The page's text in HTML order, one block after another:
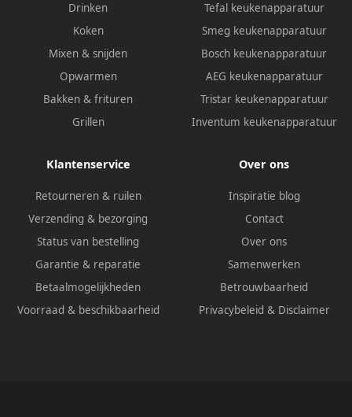
Drinken
Koken
Mixen & snijden
Opwarmen
Bakken & frituren
Grillen
Tefal keukenapparatuur
Smeg keukenapparatuur
Bosch keukenapparatuur
AEG keukenapparatuur
Tristar keukenapparatuur
Inventum keukenapparatuur
Klantenservice
Retourneren & ruilen
Verzending & bezorging
Status van bestelling
Garantie & reparatie
Betaalmogelijkheden
Voorraad & beschikbaarheid
Over ons
Inspiratie blog
Contact
Over ons
Samenwerken
Betrouwbaarheid
Privacybeleid & Disclaimer